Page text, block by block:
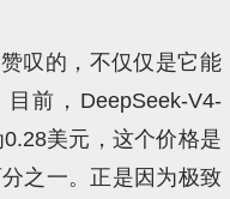
叹的，不仅仅是它能
前，DeepSeek-V4-
美元，这个价格是
之一。正是因为极致